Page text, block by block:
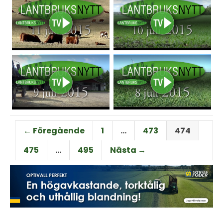
← Föregående 1 … 473
474
475
… 495 Nästa →